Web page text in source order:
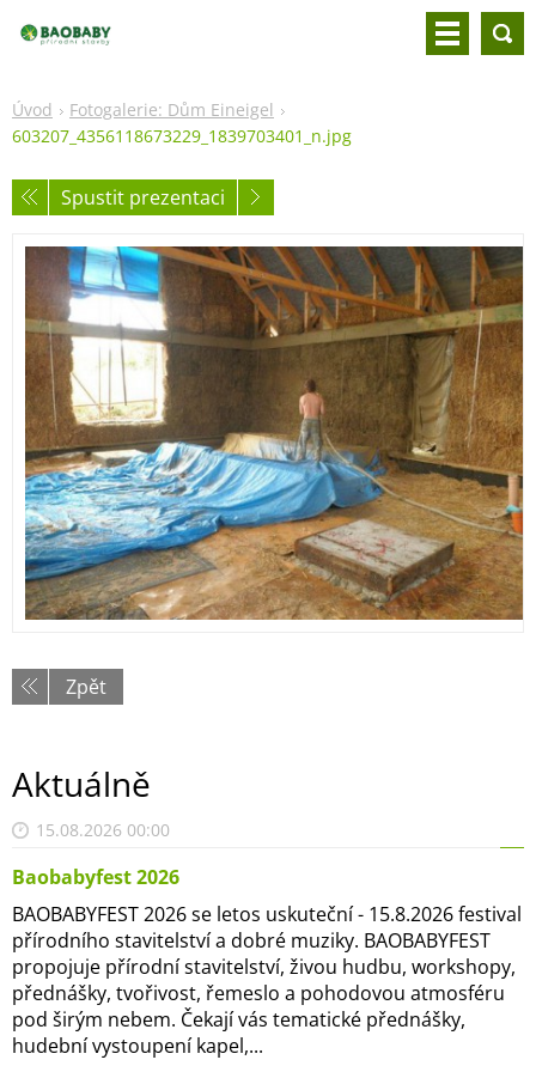
Úvod
Fotogalerie: Dům Eineigel
603207_4356118673229_1839703401_n.jpg
Spustit prezentaci
Zpět
Aktuálně
15.08.2026 00:00
Baobabyfest 2026
BAOBABYFEST 2026 se letos uskuteční - 15.8.2026 festival
přírodního stavitelství a dobré muziky. BAOBABYFEST
propojuje přírodní stavitelství, živou hudbu, workshopy,
přednášky, tvořivost, řemeslo a pohodovou atmosféru
pod širým nebem. Čekají vás tematické přednášky,
hudební vystoupení kapel,...